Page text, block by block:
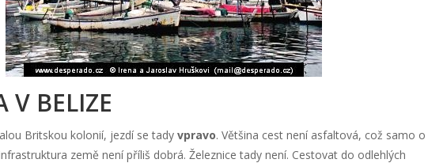
V BELIZE
Britskou kolonií, jezdí se tady vpravo. Většina cest není asfaltová, což samo o
země není příliš dobrá. Železnice tady není. Cestovat do odlehlých